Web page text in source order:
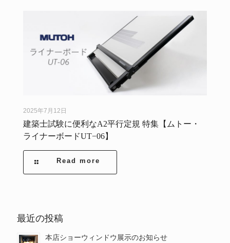
2025年7月12日
建築士試験に便利なA2平行定規 特集【ムトー・
ライナーボードUT−06】
Read more
最近の投稿
本店ショーウィンドウ展示のお知らせ